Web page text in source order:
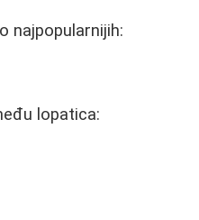
najpopularnijih:
lopatica: